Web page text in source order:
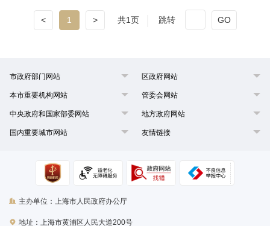
< 1 > 共1页 跳转 GO
市政府部门网站 区政府网站
本市重要机构网站 管委会网站
中央政府和国家部委网站 地方政府网站
国内重要城市网站 友情链接
主办单位：上海市人民政府办公厅
地址：上海市黄浦区人民大道200号